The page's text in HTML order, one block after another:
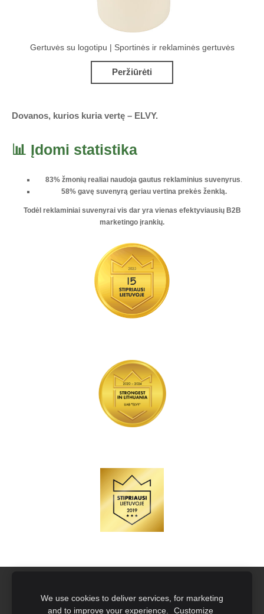
Dovanos, kurios kuria vertę – ELVY.
📊 Įdomi statistika
83% žmonių realiai naudoja gautus reklaminius suvenyrus.
58% gavę suvenyrą geriau vertina prekės ženklą.
Todėl reklaminiai suvenyrai vis dar yra vienas efektyviausių B2B
marketingo įrankių.
Gertuvės su logotipu | Sportinės ir reklaminės gertuvės
Peržiūrėti
We use cookies to deliver services, for marketing
and to improve your experience.
Customize